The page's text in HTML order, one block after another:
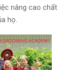
nâng cao chất
họ.